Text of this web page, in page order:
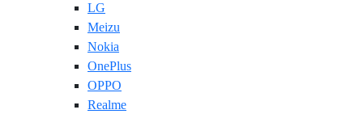
LG
Meizu
Nokia
OnePlus
OPPO
Realme